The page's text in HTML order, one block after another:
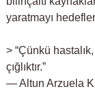
yaratmayı
> “Çünkü
çığlıktır.”
— Altun Arzuela